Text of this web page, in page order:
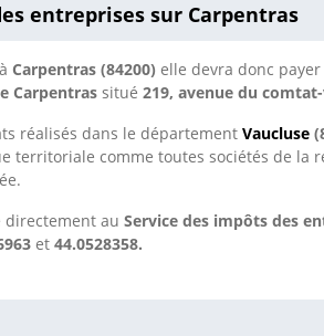
entreprises sur Carpentras
Carpentras (84200) elle devra donc
Carpentras situé 219, avenue du
réalisés dans le département Vaucluse
territoriale comme toutes sociétés de la
directement au Service des impôts des
et 44.0528358.